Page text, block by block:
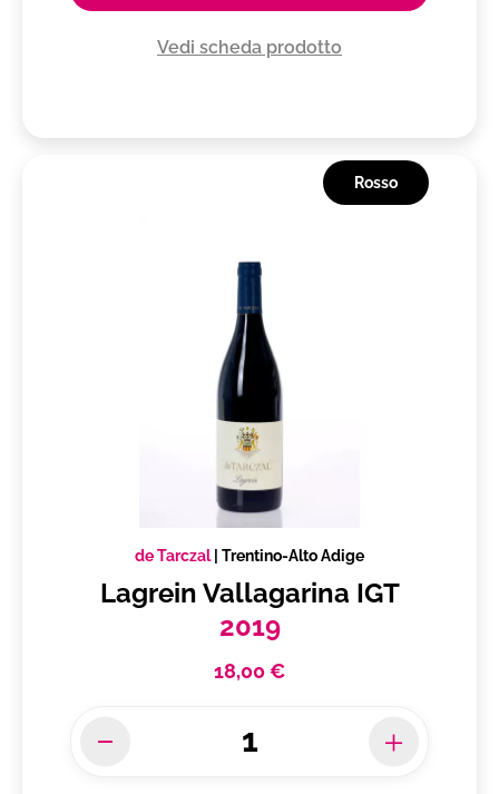
Vedi scheda prodotto
Rosso
de Tarczal| Trentino-Alto Adige
Lagrein Vallagarina IGT
2019
18,00 €